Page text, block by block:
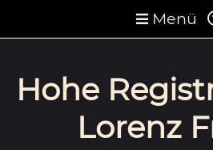
Menü
Hohe
Lorenz